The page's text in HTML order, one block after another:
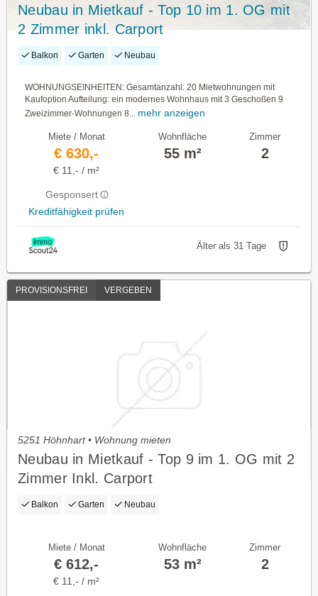
Neubau in Mietkauf - Top 10 im 1. OG mit
2 Zimmer inkl. Carport
Balkon Garten Neubau
WOHNUNGSEINHEITEN: Gesamtanzahl: 20 Mietwohnungen mit
Kaufoption Aufteilung: ein modernes Wohnhaus mit 3 Geschoßen 9
Zweizimmer-Wohnungen 8... mehr anzeigen
Miete / Monat
€ 630,-
€ 11,- / m²
Gesponsert
Kreditfähigkeit prüfen
Wohnfläche
55 m²
Zimmer
2
Älter als 31 Tage
PROVISIONSFREI VERGEBEN
5251 Höhnhart • Wohnung mieten
Neubau in Mietkauf - Top 9 im 1. OG mit 2
Zimmer Inkl. Carport
Balkon Garten Neubau
Miete / Monat
€ 612,-
€ 11,- / m²
Wohnfläche
53 m²
Zimmer
2